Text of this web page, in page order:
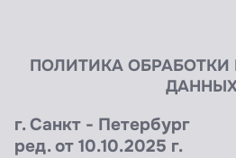
ПОЛИТИКА
г. Санкт - Петербург
ред. от 10.10.2025 г.